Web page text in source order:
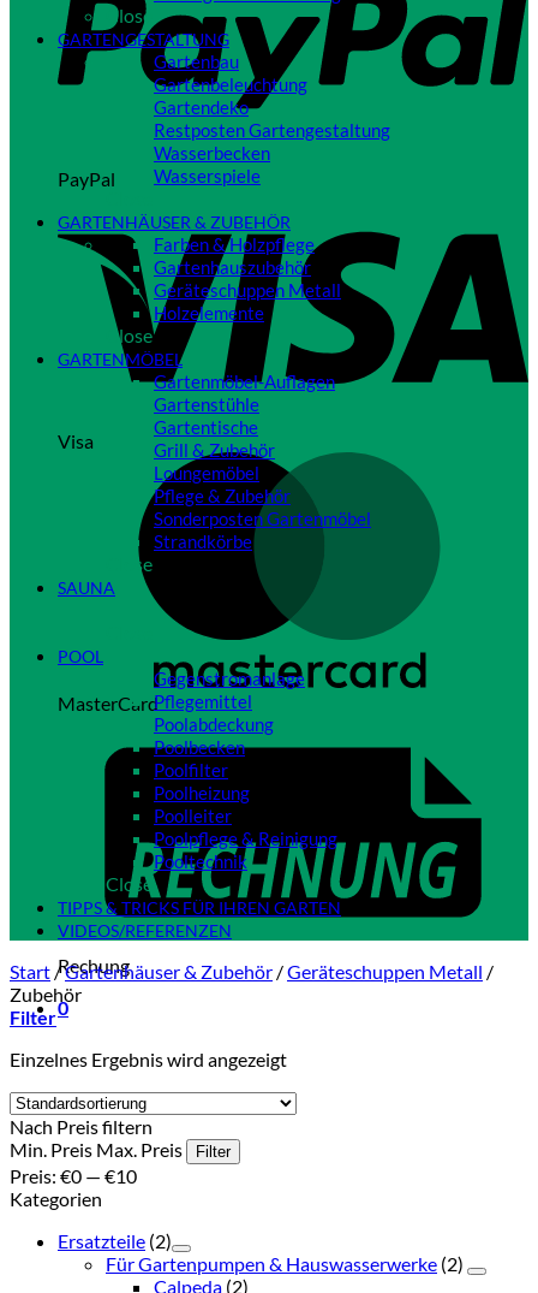
PayPal
Visa
MasterCard
Rechung
0
Close
GARTENGESTALTUNG
Gartenbau
Gartenbeleuchtung
Gartendeko
Restposten Gartengestaltung
Wasserbecken
Wasserspiele
GARTENHÄUSER & ZUBEHÖR
Farben & Holzpflege
Gartenhauszubehör
Geräteschuppen Metall
Holzelemente
Close
GARTENMÖBEL
Gartenmöbel-Auflagen
Gartenstühle
Gartentische
Grill & Zubehör
Loungemöbel
Pflege & Zubehör
Sonderposten Gartenmöbel
Strandkörbe
Close
SAUNA
POOL
Gegenstromanlage
Pflegemittel
Poolabdeckung
Poolbecken
Poolfilter
Poolheizung
Poolleiter
Poolpflege & Reinigung
Pooltechnik
Close
TIPPS & TRICKS FÜR IHREN GARTEN
VIDEOS/REFERENZEN
Start /Gartenhäuser & Zubehör /Geräteschuppen Metall /
Zubehör
Filter
Einzelnes Ergebnis wird angezeigt
Nach Preis filtern
Min. Preis Max. Preis Filter
Preis: €0 — €10
Kategorien
Ersatzteile (2)
Für Gartenpumpen & Hauswasserwerke (2)
Calpeda (2)